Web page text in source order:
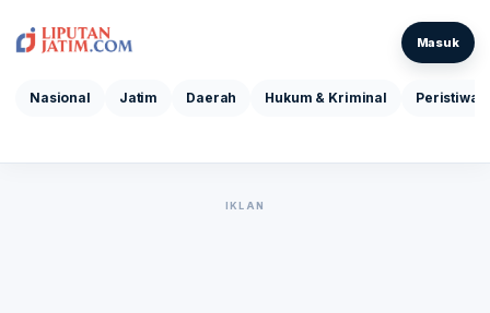
Nasional Jatim Daerah Hukum & Kriminal Peristiwa
Masuk
IKLAN